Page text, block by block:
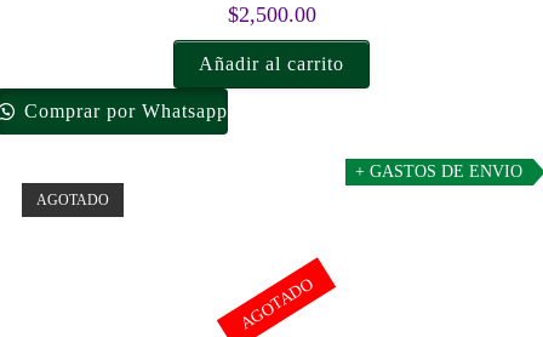
$2,500.00
Añadir al carrito
Comprar por Whatsapp
+ GASTOS DE ENVIO
AGOTADO
AGOTADO